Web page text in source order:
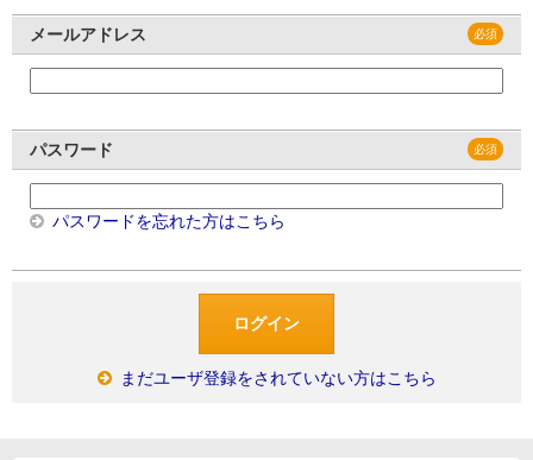
メールアドレス
パスワード
パスワードを忘れた方はこちら
まだユーザ登録をされていない方はこちら